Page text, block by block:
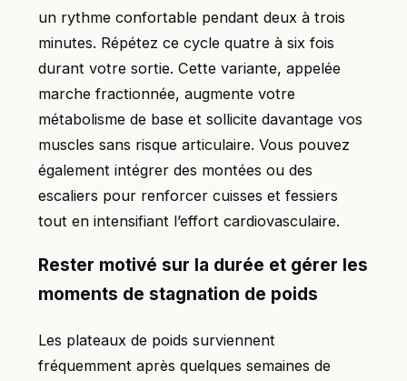
un rythme confortable pendant deux à trois
minutes. Répétez ce cycle quatre à six fois
durant votre sortie. Cette variante, appelée
marche fractionnée, augmente votre
métabolisme de base et sollicite davantage vos
muscles sans risque articulaire. Vous pouvez
également intégrer des montées ou des
escaliers pour renforcer cuisses et fessiers
tout en intensifiant l’effort cardiovasculaire.
Rester motivé sur la durée et gérer les
moments de stagnation de poids
Les plateaux de poids surviennent
fréquemment après quelques semaines de